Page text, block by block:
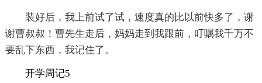
装好后，我上前试了试，速度真的比以前快多了，谢
谢曹叔叔！曹先生走后，妈妈走到我跟前，叮嘱我千万不
要乱下东西，我记住了。
开学周记5